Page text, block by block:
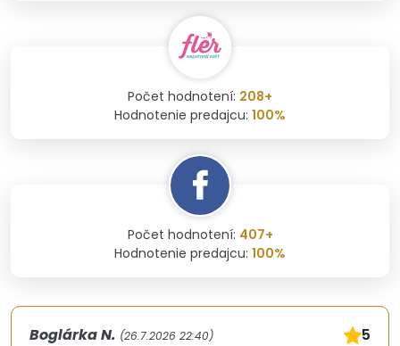
Počet hodnotení: 208+
Hodnotenie predajcu: 100%
Počet hodnotení: 407+
Hodnotenie predajcu: 100%
Boglárka N. (26.7.2026 22:40) 5